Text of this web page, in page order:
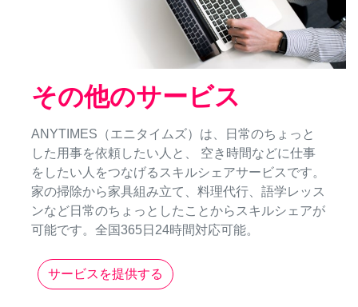
その他のサービス
ANYTIMES（エニタイムズ）は、日常のちょっと
した用事を依頼したい人と、 空き時間などに仕事
をしたい人をつなげるスキルシェアサービスです。
家の掃除から家具組み立て、料理代行、語学レッス
ンなど日常のちょっとしたことからスキルシェアが
可能です。全国365日24時間対応可能。
サービスを提供する